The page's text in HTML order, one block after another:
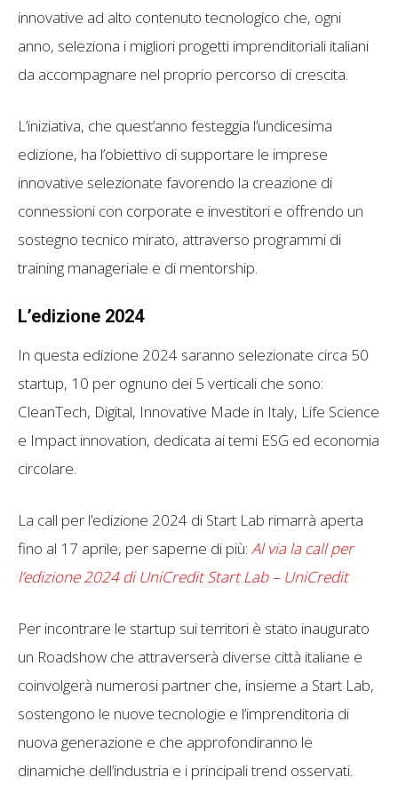
innovative ad alto contenuto tecnologico che, ogni
anno, seleziona i migliori progetti imprenditoriali italiani
da accompagnare nel proprio percorso di crescita.
L’iniziativa, che quest’anno festeggia l’undicesima
edizione, ha l’obiettivo di supportare le imprese
innovative selezionate favorendo la creazione di
connessioni con corporate e investitori e offrendo un
sostegno tecnico mirato, attraverso programmi di
training manageriale e di mentorship.
L’edizione 2024
In questa edizione 2024 saranno selezionate circa 50
startup, 10 per ognuno dei 5 verticali che sono:
CleanTech, Digital, Innovative Made in Italy, Life Science
e Impact innovation, dedicata ai temi ESG ed economia
circolare.
La call per l’edizione 2024 di Start Lab rimarrà aperta
fino al 17 aprile, per saperne di più: Al via la call per
l’edizione 2024 di UniCredit Start Lab – UniCredit
Per incontrare le startup sui territori è stato inaugurato
un Roadshow che attraverserà diverse città italiane e
coinvolgerà numerosi partner che, insieme a Start Lab,
sostengono le nuove tecnologie e l’imprenditoria di
nuova generazione e che approfondiranno le
dinamiche dell’industria e i principali trend osservati.